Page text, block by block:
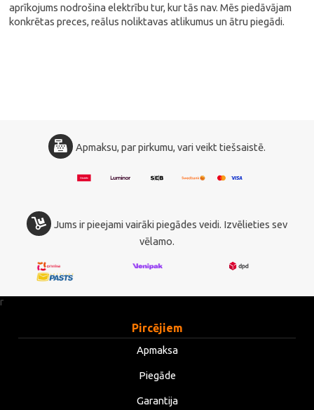
aprīkojums nodrošina elektrību tur, kur tās nav. Mēs piedāvājam
konkrētas preces, reālus noliktavas atlikumus un ātru piegādi.
Apmaksu, par pirkumu, vari veikt tiešsaistē.
Jums ir pieejami vairāki piegādes veidi. Izvēlieties sev
vēlamo.
r
Pircējiem
Apmaksa
Piegāde
Garantija